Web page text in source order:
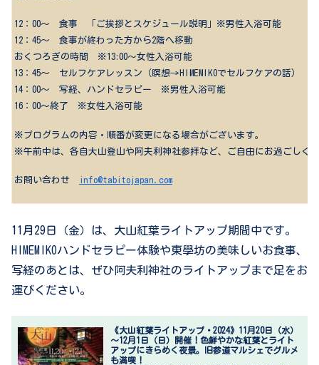
12 ： 00～ 食事 「ご挨拶とスケジュール説明」※男性入浴可能
12 ： 45～ 食事が終わった方から2階へ移動
おくつろぎの時間 ※13:00～女性入浴可能
13 ： 45～ セルフケアレッスン（瞑想→HIMEMIKOでセルフケアの話）
14 ： 00～ 写経、ハンドセラピー ※男性入浴可能
16 ：00～終了 ※女性入浴可能
※プログラムの内容・順番が変更になる場合がございます。
※午前中は、各自大山登山や阿夫利神社参拝など、ご自由にお過ごしく
お問い合わせ info@tabitojapan.com
11月29日（金）は、大山紅葉ライトアップ期間中です。
HIMEMIKOハンドセラピー体験や東學坊の美味しいお食事、
写経のあとは、ぜひ阿夫利神社のライトアップまで足をお
運びください。
《大山紅葉ライトアップ・2024》11月20日（水）
～12月1日（日）開催！色鮮やかな紅葉とライト
アップにきらめく夜景。旧参道マルシェでグルメ
も満喫！